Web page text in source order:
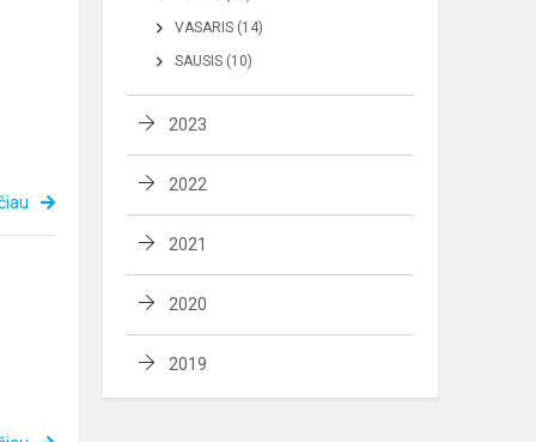
VASARIS (14)
SAUSIS (10)
2023
2022
2021
2020
2019